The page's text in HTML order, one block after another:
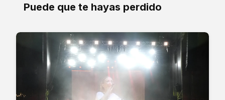
Puede que te hayas perdido